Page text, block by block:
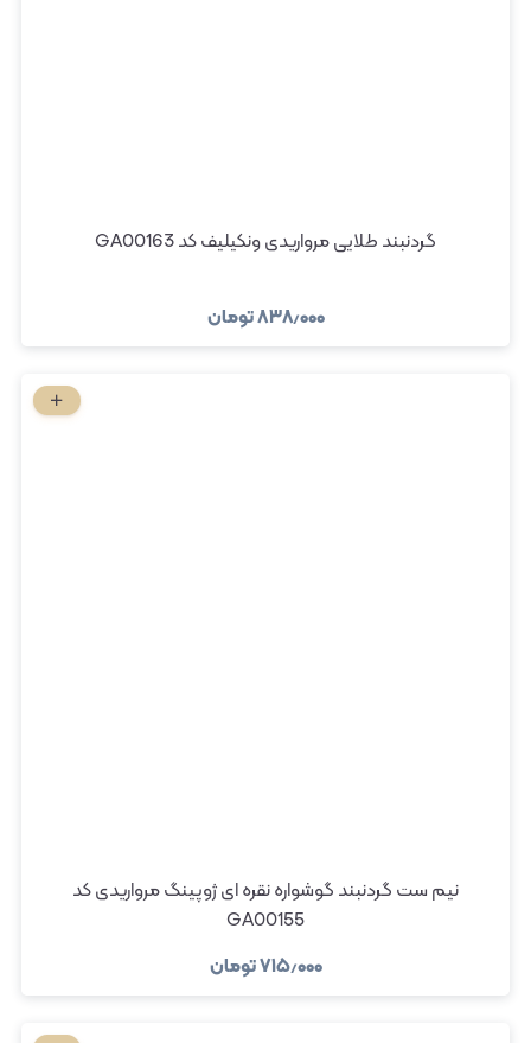
گردنبند طلایی مرواریدی ونکیلیف کد GA00163
۸۳۸٫۰۰۰تومان
نیم ست گردنبند گوشواره نقره ای ژوپینگ مرواریدی کد
GA00155
۷۱۵٫۰۰۰تومان